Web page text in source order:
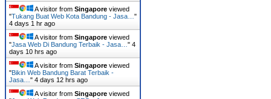
A visitor from Singapore viewed
"Tukang Buat Web Kota Bandung - Jasa… "
4 days 1 hr ago
A visitor from Singapore viewed
"Jasa Web Di Bandung Terbaik - Jasa… " 4
days 10 hrs ago
A visitor from Singapore viewed
"Bikin Web Bandung Barat Terbaik -
Jasa… " 4 days 12 hrs ago
A visitor from Singapore viewed